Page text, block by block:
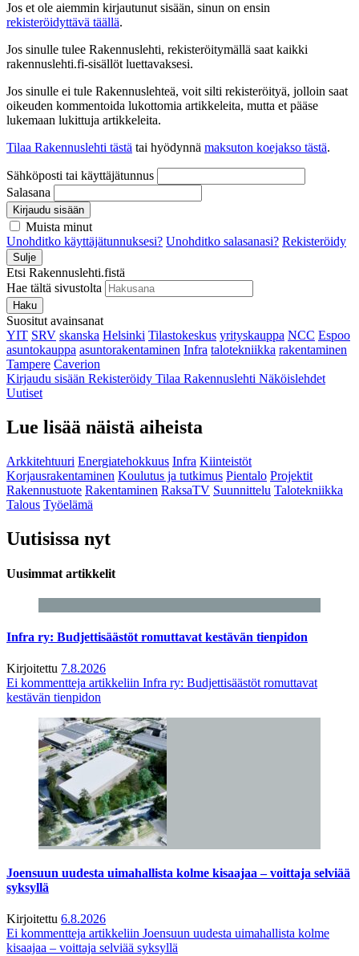
Jos et ole aiemmin kirjautunut sisään, sinun on ensin
rekisteröidyttävä täällä.
Jos sinulle tulee Rakennuslehti, rekisteröitymällä saat kaikki
rakennuslehti.fi-sisällöt luettavaksesi.
Jos sinulle ei tule Rakennuslehteä, voit silti rekisteröityä, jolloin saat
oikeuden kommentoida lukottomia artikkeleita, mutta et pääse
lukemaan lukittuja artikkeleita.
Tilaa Rakennuslehti tästä tai hyödynnä maksuton koejakso tästä.
Sähköposti tai käyttäjätunnus
Salasana
Kirjaudu sisään
Muista minut
Unohditko käyttäjätunnuksesi? Unohditko salasanasi? Rekisteröidy
Sulje
Etsi Rakennuslehti.fistä
Hae tältä sivustolta
Haku
Suositut avainsanat
YIT SRV skanska Helsinki Tilastokeskus yrityskauppa NCC Espoo
asuntokauppa asuntorakentaminen Infra talotekniikka rakentaminen
Tampere Caverion
Kirjaudu sisään Rekisteröidy Tilaa Rakennuslehti Näköislehdet
Uutiset
Lue lisää näistä aiheista
Arkkitehtuuri Energiatehokkuus Infra Kiinteistöt
Korjausrakentaminen Koulutus ja tutkimus Pientalo Projektit
Rakennustuote Rakentaminen RaksaTV Suunnittelu Talotekniikka
Talous Työelämä
Uutisissa nyt
Uusimmat artikkelit
Infra ry: Budjettisäästöt romuttavat kestävän tienpidon
Kirjoitettu 7.8.2026
Ei kommentteja artikkeliin Infra ry: Budjettisäästöt romuttavat
kestävän tienpidon
Joensuun uudesta uimahallista kolme kisaajaa – voittaja selviää
syksyllä
Kirjoitettu 6.8.2026
Ei kommentteja artikkeliin Joensuun uudesta uimahallista kolme
kisaajaa – voittaja selviää syksyllä